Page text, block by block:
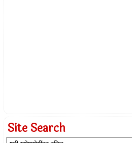
Site Search